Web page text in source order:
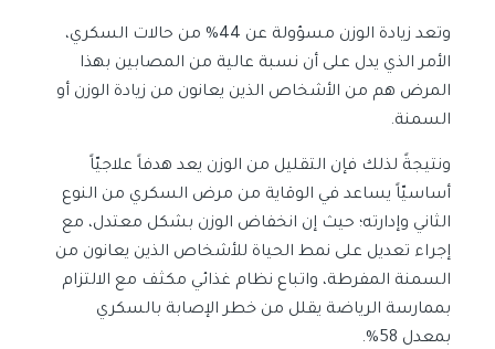
وتعد زيادة الوزن مسؤولة عن 44% من حالات السكري،
الأمر الذي يدل على أن نسبة عالية من المصابين بهذا
المرض هم من الأشخاص الذين يعانون من زيادة الوزن أو
السمنة.
ونتيجةً لذلك فإن التقليل من الوزن يعد هدفاً علاجيّاً
أساسيّاً يساعد في الوقاية من مرض السكري من النوع
الثاني وإدارته؛ حيث إن انخفاض الوزن بشكل معتدل، مع
إجراء تعديل على نمط الحياة للأشخاص الذين يعانون من
السمنة المفرطة، واتباع نظام غذائي مكثف مع الالتزام
بممارسة الرياضة يقلل من خطر الإصابة بالسكري
بمعدل 58%.